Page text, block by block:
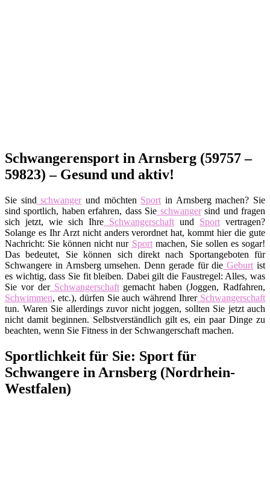
Schwangerensport in Arnsberg (59757 –
59823) – Gesund und aktiv!
Sie sind schwangerund möchten Sport in Arnsberg machen? Sie
sind sportlich, haben erfahren, dass Sie schwangersind und fragen
sich jetzt, wie sich Ihre Schwangerschaft und Sport vertragen?
Solange es Ihr Arzt nicht anders verordnet hat, kommt hier die gute
Nachricht: Sie können nicht nur Sportmachen, Sie sollen es sogar!
Das bedeutet, Sie können sich direkt nach Sportangeboten für
Schwangere in Arnsberg umsehen. Denn gerade für die Geburt ist
es wichtig, dass Sie fit bleiben. Dabei gilt die Faustregel: Alles, was
Sie vor derSchwangerschaftgemacht haben (Joggen, Radfahren,
Schwimmen, etc.), dürfen Sie auch während IhrerSchwangerschaft
tun. Waren Sie allerdings zuvor nicht joggen, sollten Sie jetzt auch
nicht damit beginnen. Selbstverständlich gilt es, ein paar Dinge zu
beachten, wenn Sie Fitness in der Schwangerschaft machen.
Sportlichkeit für Sie: Sport für
Schwangere in Arnsberg (Nordrhein-
Westfalen)